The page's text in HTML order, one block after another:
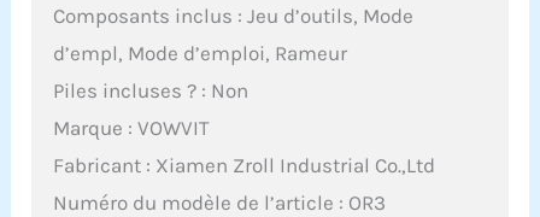
Composants inclus : Jeu d’outils, Mode
d’empl, Mode d’emploi, Rameur
Piles incluses ? : Non
Marque : VOWVIT
Fabricant : Xiamen Zroll Industrial Co.,Ltd
Numéro du modèle de l’article : OR3